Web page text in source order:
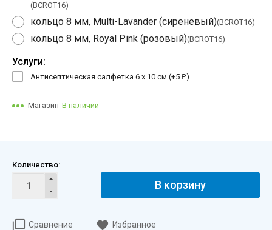
(BCROT16)
кольцо 8 мм, Multi-Lavander (сиреневый)(BCROT16)
кольцо 8 мм, Royal Pink (розовый)(BCROT16)
Услуги:
Антисептическая салфетка 6 х 10 см (+5 ₽)
Магазин В наличии
Количество:
В корзину
Сравнение Избранное